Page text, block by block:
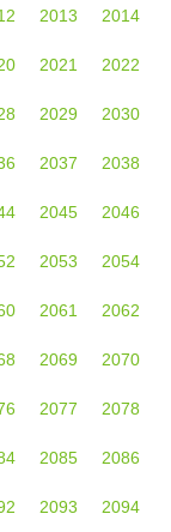
2013 2014
2021 2022
2029 2030
2037 2038
2045 2046
2053 2054
2061 2062
2069 2070
2077 2078
2085 2086
2093 2094